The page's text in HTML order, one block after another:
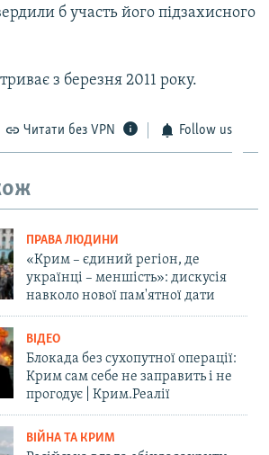
б участь його підзахисного
з березня 2011 року.
Читати без VPN Follow us
ПРАВА ЛЮДИНИ
«Крим – єдиний регіон, де
українці – меншість»: дискусія
навколо нової пам'ятної дати
ВІДЕО
Блокада без сухопутної операції:
Крим сам себе не заправить і не
прогодує | Крим.Реалії
ВІЙНА ТА КРИМ